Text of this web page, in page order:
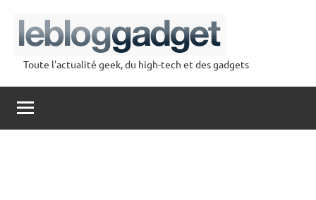
contenu
lebloggadget
Toute l'actualité geek, du high-tech et des gadgets